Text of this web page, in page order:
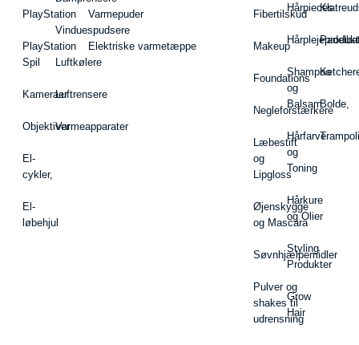
PlayStation
PlayStation
Spil
Kameraer
Objektiver
El-
cykler,
El-
løbehjul
Vinduespudsere
Luftkølere
Luftrensere
Varmeapparater
Varmepuder
Elektriske varmetæppe
Fibertilskud
Makeup
Foundations
Negleforstærkere
Læbestift
og
Lipgloss
Øjenskygge
og Mascara
Søvnhjælpemidler
Pulver og
shakes til
udrensning
Hårpieces
Shampoo
og
Balsam
Hårfarve
og
Toning
Hårkure
og Olier
Styling
Produkter
Grow
Hair
Bolde,